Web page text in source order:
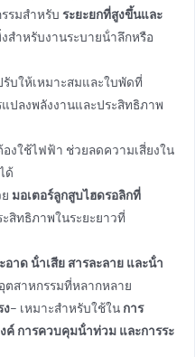
รรมสําหรับ ระยะยกที่สูงขึ้นและ
สําหรับงานระบายน้ําลึกหรือ
รับให้เหมาะสมและใบพัดที่
ปลงพลังงานและประสิทธิภาพ
องใช้ไฟฟ้า ช่วยลดความเสี่ยงใน
ด้
มอเตอร์ลูกสูบไฮดรอลิกที่
สิทธิภาพในระยะยาวที่
อาด น้ําเสีย สารละลาย และน้ํา
ตสาหกรรมที่หลากหลาย
ง– เหมาะสําหรับใช้ใน การ
ค์ การควบคุมน้ําท่วม และการระ